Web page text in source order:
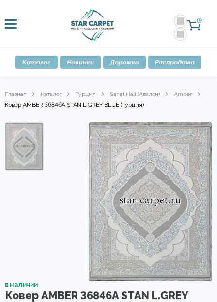
0
Каталог Новинки Дорожки Распродажа
Главная Каталог Турция Sanat Hali (Авалон)
Amber
Ковер AMBER 36846A STAN L.GREY BLUE (Турция)
в наличии
Ковер AMBER 36846A STAN L.GREY